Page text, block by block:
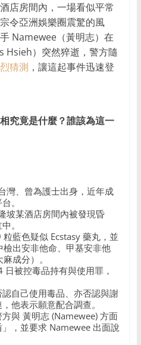
店房間內，一場看似平常
令亞洲娛樂圈震驚的風
Namewee（黃明志）在
Hsieh）突然猝逝，警方隨
猜測 ，讓這起事件迅速登
究竟是什麼？誰該為這一
灣、曾為護士出身，近年成
。
坡某酒店房間內被發現昏
。
藍色疑似 Ecstasy 藥丸，並
出安非他命、甲基安非他
成分）。
被控毒品持有與使用罪，
自己使用毒品、亦否認與謝
他表示願意配合調查。
與 黃明志 (Namewee) 方面
，並要求 Namewee 出面說